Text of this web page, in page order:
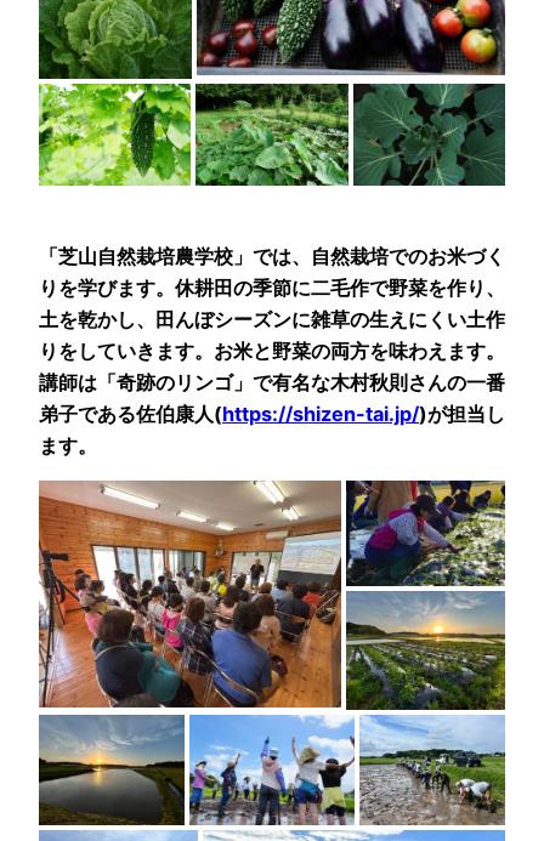
「芝山自然栽培農学校」では、自然栽培でのお米づく
りを学びます。休耕田の季節に二毛作で野菜を作り、
土を乾かし、田んぼシーズンに雑草の生えにくい土作
りをしていきます。お米と野菜の両方を味わえます。
講師は「奇跡のリンゴ」で有名な木村秋則さんの一番
弟子である佐伯康人(https://shizen-tai.jp/)が担当し
ます。